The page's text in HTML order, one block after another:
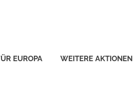
EUROPA WEITERE AKTIONEN